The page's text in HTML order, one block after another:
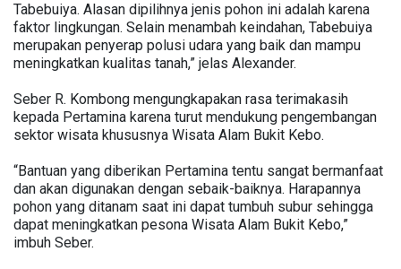
Tabebuiya. Alasan dipilihnya jenis pohon ini adalah karena
faktor lingkungan. Selain menambah keindahan, Tabebuiya
merupakan penyerap polusi udara yang baik dan mampu
meningkatkan kualitas tanah,” jelas Alexander.
Seber R. Kombong mengungkapakan rasa terimakasih
kepada Pertamina karena turut mendukung pengembangan
sektor wisata khususnya Wisata Alam Bukit Kebo.
“Bantuan yang diberikan Pertamina tentu sangat bermanfaat
dan akan digunakan dengan sebaik-baiknya. Harapannya
pohon yang ditanam saat ini dapat tumbuh subur sehingga
dapat meningkatkan pesona Wisata Alam Bukit Kebo,”
imbuh Seber.